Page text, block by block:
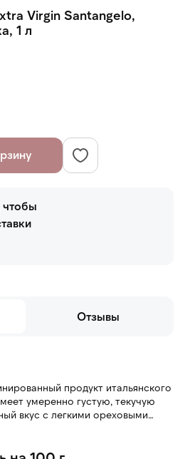
Virgin Santangelo,
1 л
чтобы
Отзывы
продукт итальянского
умеренно густую, текучую
вкус с легкими ореховыми
высшего качества,